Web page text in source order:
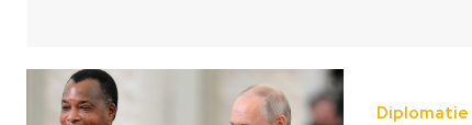
Diplomatie